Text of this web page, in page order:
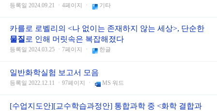
등록일 2024.09.21 ㆍ4페이지 ㆍ 기타
카를로 로벨리의 <나 없이는 존재하지 않는 세상>, 단순한
물질 로 인해 머릿속은 복잡해졌다
등록일 2024.03.25 ㆍ7페이지 ㆍ 한글
일반화학실험 보고서 모음
등록일 2022.12.11 ㆍ97페이지 ㆍ MS 워드
[수업지도안][교수학습과정안] 통합과학 중 <화학 결합과